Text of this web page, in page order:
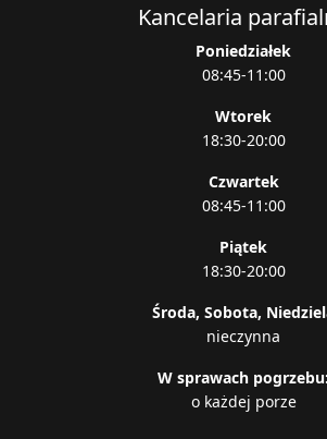
Kancelaria
Poniedziałek
08:45-11:00
Wtorek
18:30-20:00
Czwartek
08:45-11:00
Piątek
18:30-20:00
Środa, Sobota,
nieczynna
W sprawach pogrzebu:
o każdej porze